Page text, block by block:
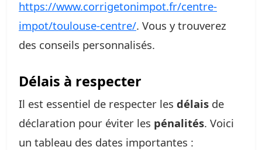
https://www.corrigetonimpot.fr/centre-
impot/toulouse-centre/. Vous y trouverez
des conseils personnalisés.
Délais à respecter
Il est essentiel de respecter les délais de
déclaration pour éviter les pénalités. Voici
un tableau des dates importantes :